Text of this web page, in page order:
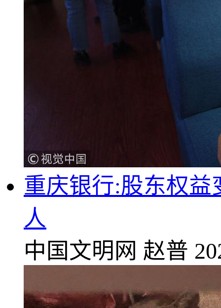
重庆银行:股东权
人
中国文明网 赵普